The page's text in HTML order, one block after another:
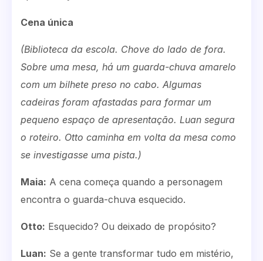
Cena única
(Biblioteca da escola. Chove do lado de fora.
Sobre uma mesa, há um guarda-chuva amarelo
com um bilhete preso no cabo. Algumas
cadeiras foram afastadas para formar um
pequeno espaço de apresentação. Luan segura
o roteiro. Otto caminha em volta da mesa como
se investigasse uma pista.)
Maia: A cena começa quando a personagem
encontra o guarda-chuva esquecido.
Otto: Esquecido? Ou deixado de propósito?
Luan: Se a gente transformar tudo em mistério,